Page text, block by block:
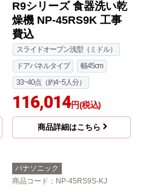
R9シリーズ 食器洗い乾
燥機 NP-45RS9K 工事
費込
ドアパネルタイプ